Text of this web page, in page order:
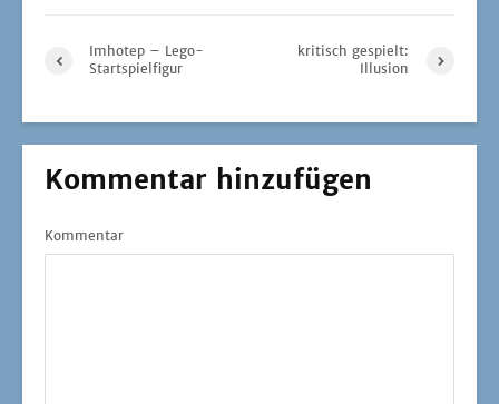
Imhotep – Lego-
Startspielfigur
kritisch gespielt:
Illusion
Kommentar hinzufügen
Kommentar